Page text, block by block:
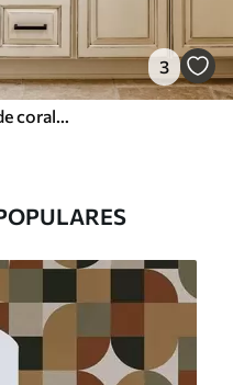
3
Ramos a céu aberto com flores de coral, padrão floral